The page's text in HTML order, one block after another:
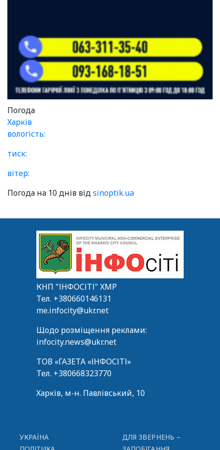
Погода
Харків
вологість:
тиск:
вітер:
Погода на 10 днів відsinoptik.ua
КНП "ІНФОСІТІ" ХМР
Тел. +380660146131
me.infocity@ukr.net
Щодо розміщення реклами:
infocity.news@ukr.net
ТОВ «ГАЗЕТА «ІНФОСІТІ»
Тел. +380668323770
Харків, м-н. Павлівський, 10
УКРАЇНА
ДЛЯ ЗВЕРНЕНЬ –